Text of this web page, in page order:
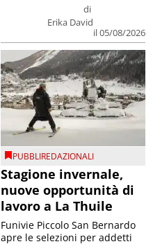
di
Erika David
il 05/08/2026
PUBBLIREDAZIONALI
Stagione invernale,
nuove opportunità di
lavoro a La Thuile
Funivie Piccolo San Bernardo
apre le selezioni per addetti